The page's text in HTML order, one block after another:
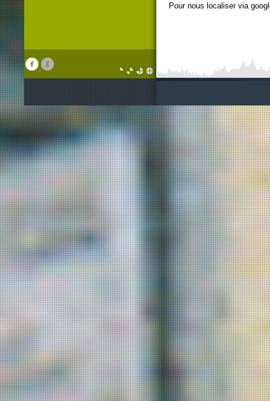
Pour nous localiser via